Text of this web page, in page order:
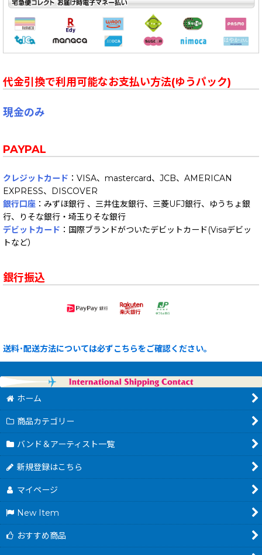
代金引換で利用可能なお支払い方法(ゆうパック)
現金のみ
PAYPAL
クレジットカード ：VISA、mastercard、JCB、AMERICAN
EXPRESS、DISCOVER
銀行口座 ：みずほ銀行 、三井住友銀行、三菱UFJ銀行、ゆうちょ銀
行、りそな銀行・埼玉りそな銀行
デビットカード ：国際ブランドがついたデビットカード(Visaデビッ
トなど）
銀行振込
送料･配送方法については必ずこちらをご確認ください。
ホーム
商品カテゴリー
バンド＆アーティスト一覧
新規登録はこちら
マイページ
New Item
おすすめ商品